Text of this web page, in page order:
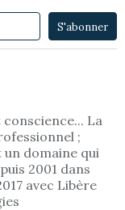
La
;
domaine qui
2001 dans
avec Libère